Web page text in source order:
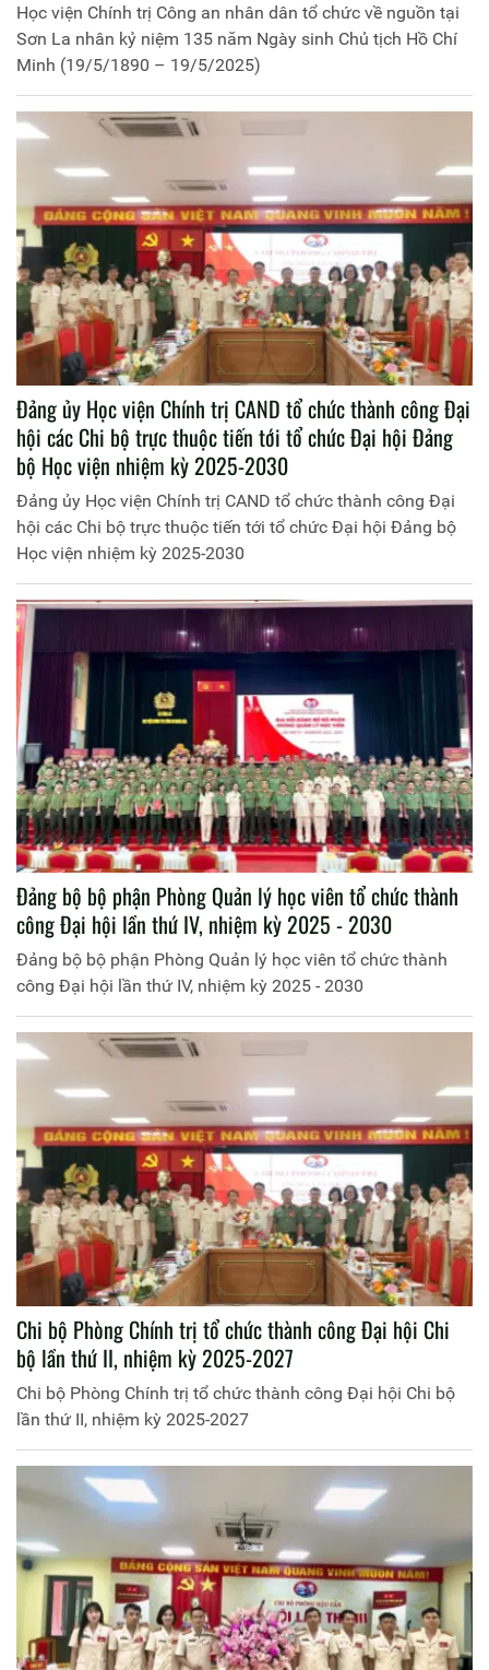
Học viện Chính trị Công an nhân dân tổ chức về nguồn tại
Sơn La nhân kỷ niệm 135 năm Ngày sinh Chủ tịch Hồ Chí
Minh (19/5/1890 – 19/5/2025)
Đảng ủy Học viện Chính trị CAND tổ chức thành công Đại
hội các Chi bộ trực thuộc tiến tới tổ chức Đại hội Đảng
bộ Học viện nhiệm kỳ 2025-2030
Đảng ủy Học viện Chính trị CAND tổ chức thành công Đại
hội các Chi bộ trực thuộc tiến tới tổ chức Đại hội Đảng bộ
Học viện nhiệm kỳ 2025-2030
Đảng bộ bộ phận Phòng Quản lý học viên tổ chức thành
công Đại hội lần thứ IV, nhiệm kỳ 2025 - 2030
Đảng bộ bộ phận Phòng Quản lý học viên tổ chức thành
công Đại hội lần thứ IV, nhiệm kỳ 2025 - 2030
Chi bộ Phòng Chính trị tổ chức thành công Đại hội Chi
bộ lần thứ II, nhiệm kỳ 2025-2027
Chi bộ Phòng Chính trị tổ chức thành công Đại hội Chi bộ
lần thứ II, nhiệm kỳ 2025-2027